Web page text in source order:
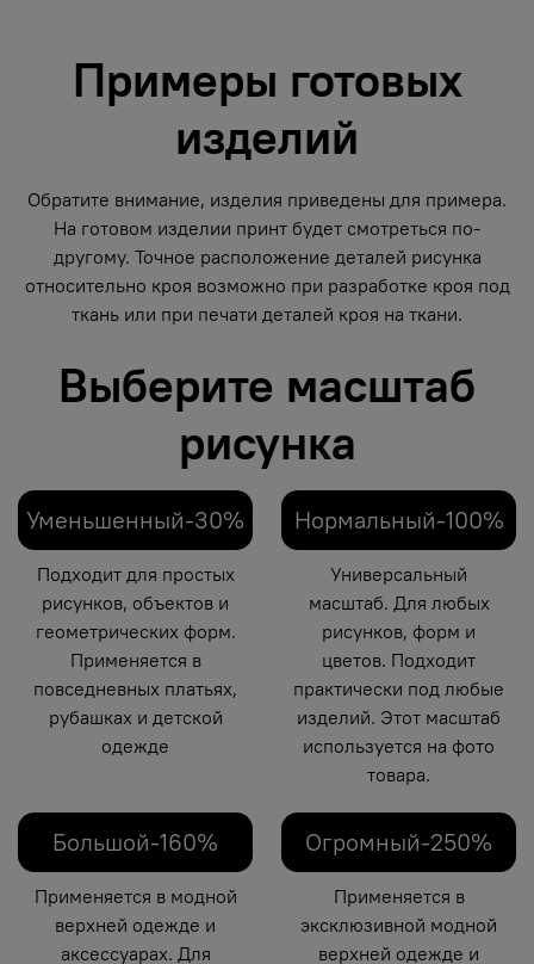
Примеры готовых
изделий
Обратите внимание, изделия приведены для примера.
На готовом изделии принт будет смотреться по-
другому. Точное расположение деталей рисунка
относительно кроя возможно при разработке кроя под
ткань или при печати деталей кроя на ткани.
Выберите масштаб
рисунка
Уменьшенный-30%
Подходит для простых
рисунков, объектов и
геометрических форм.
Применяется в
повседневных платьях,
рубашках и детской
одежде
Нормальный-100%
Универсальный
масштаб. Для любых
рисунков, форм и
цветов. Подходит
практически под любые
изделий. Этот масштаб
используется на фото
товара.
Большой-160%
Применяется в модной
верхней одежде и
аксессуарах. Для
Огромный-250%
Применяется в
эксклюзивной модной
верхней одежде и